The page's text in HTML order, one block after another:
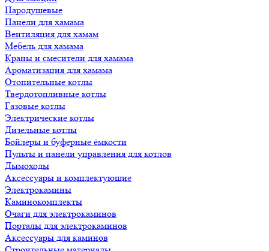
Пародушевые
Панели для хамама
Вентиляция для хамам
Мебель для хамама
Краны и смесители для хамама
Ароматизация для хамама
Отопительные котлы
Твердотопливные котлы
Газовые котлы
Электрические котлы
Дизельные котлы
Бойлеры и буферные ёмкости
Пульты и панели управления для котлов
Дымоходы
Аксессуары и комплектующие
Электрокамины
Каминокомплекты
Очаги для электрокаминов
Порталы для электрокаминов
Аксессуары для каминов